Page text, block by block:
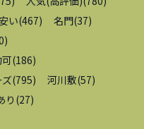
い(467) 名門(37)
)
(186)
(795) 河川敷(57)
り (27)